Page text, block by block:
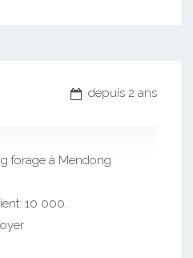
depuis 2 ans
forage à Mendong
10 000.